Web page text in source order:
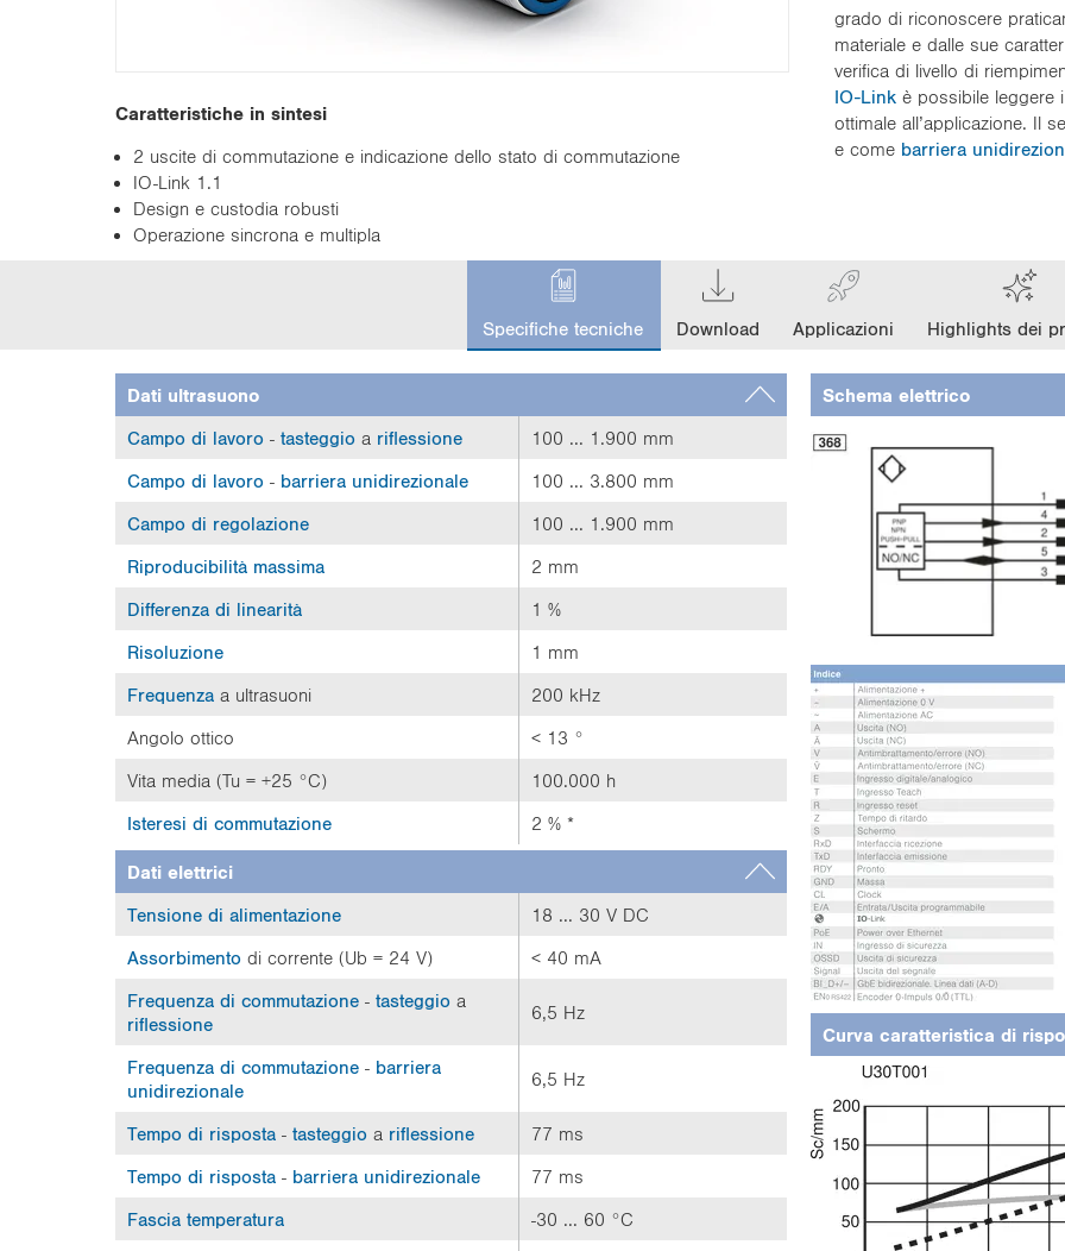
Caratteristiche in sintesi
2 uscite di commutazione e indicazione dello stato di commutazione
IO-Link 1.1
Design e custodia robusti
Operazione sincrona e multipla
grado di riconoscere
materiale e dalle sue
verifica di livello di
IO-Link è possibile leggere
ottimale all’applicazione. Il
e come barriera
rSpecifiche tecniche Download Applicazioni Highlights dei
Dati ultrasuono
Campo di lavoro - tasteggio a riflessione 100 ... 1.900 mm
Campo di lavoro - barriera unidirezionale 100 ... 3.800 mm
Campo di regolazione 100 ... 1.900 mm
Riproducibilità massima 2 mm
Differenza di linearità 1 %
Risoluzione 1 mm
Frequenza a ultrasuoni 200 kHz
Angolo ottico < 13 °
Vita media (Tu = +25 °C) 100.000 h
Isteresi di commutazione 2 % *
Dati elettrici
Tensione di alimentazione 18 ... 30 V DC
Assorbimento di corrente (Ub = 24 V) < 40 mA
Frequenza di commutazione - tasteggio a
riflessione
6,5 Hz
Frequenza di commutazione - barriera
unidirezionale
6,5 Hz
Tempo di risposta - tasteggio a riflessione 77 ms
Tempo di risposta - barriera unidirezionale 77 ms
Fascia temperatura -30 ... 60 °C
Schema elettrico
Curva caratteristica di